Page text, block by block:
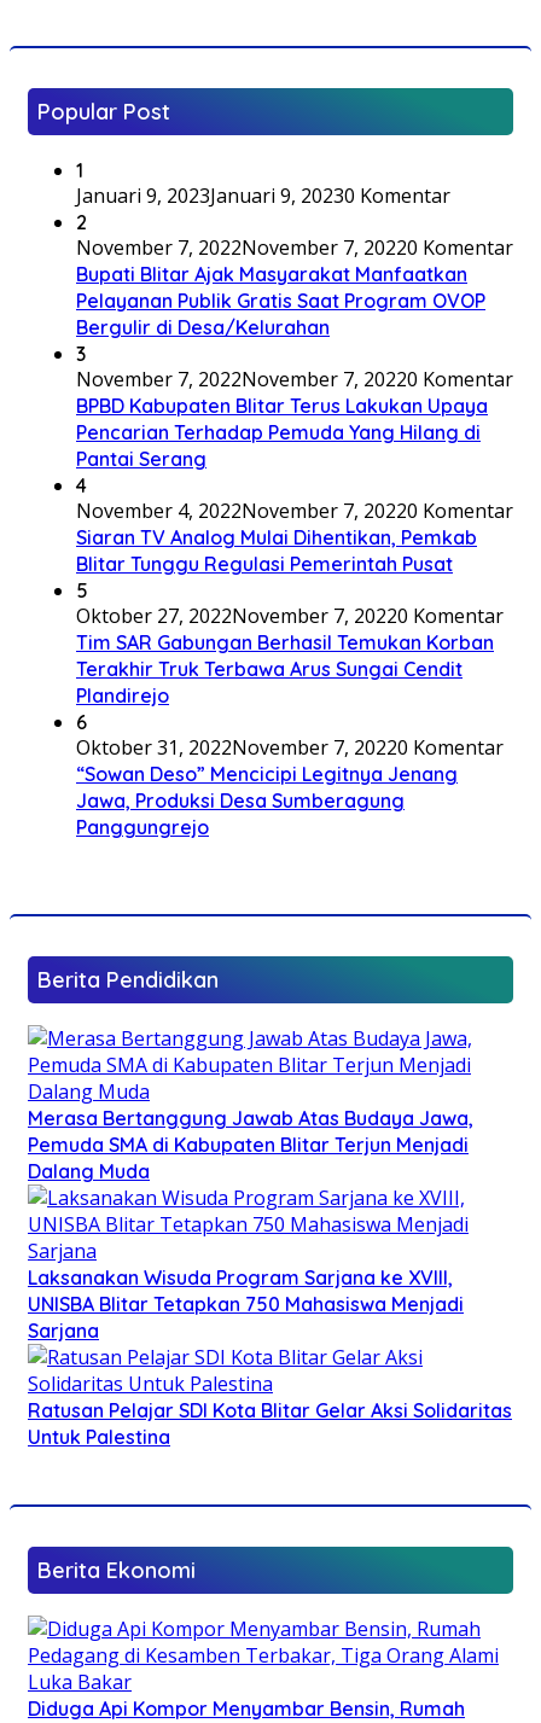
Popular Post
1
Januari 9, 2023Januari 9, 20230 Komentar
2
November 7, 2022November 7, 20220 Komentar
Bupati Blitar Ajak Masyarakat Manfaatkan
Pelayanan Publik Gratis Saat Program OVOP
Bergulir di Desa/Kelurahan
3
November 7, 2022November 7, 20220 Komentar
BPBD Kabupaten Blitar Terus Lakukan Upaya
Pencarian Terhadap Pemuda Yang Hilang di
Pantai Serang
4
November 4, 2022November 7, 20220 Komentar
Siaran TV Analog Mulai Dihentikan, Pemkab
Blitar Tunggu Regulasi Pemerintah Pusat
5
Oktober 27, 2022November 7, 20220 Komentar
Tim SAR Gabungan Berhasil Temukan Korban
Terakhir Truk Terbawa Arus Sungai Cendit
Plandirejo
6
Oktober 31, 2022November 7, 20220 Komentar
“Sowan Deso” Mencicipi Legitnya Jenang
Jawa, Produksi Desa Sumberagung
Panggungrejo
Berita Pendidikan
Merasa Bertanggung Jawab Atas Budaya Jawa,
Pemuda SMA di Kabupaten Blitar Terjun Menjadi
Dalang Muda
Laksanakan Wisuda Program Sarjana ke XVIII,
UNISBA Blitar Tetapkan 750 Mahasiswa Menjadi
Sarjana
Ratusan Pelajar SDI Kota Blitar Gelar Aksi Solidaritas
Untuk Palestina
Berita Ekonomi
Diduga Api Kompor Menyambar Bensin, Rumah